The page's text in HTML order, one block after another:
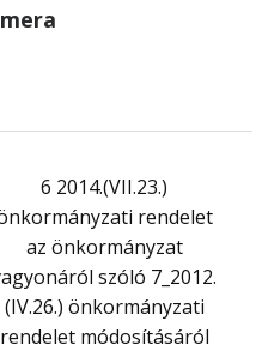
6 2014.(VII.23.)
rendelet
az önkormányzat
szóló 7_2012.
(IV.26.) önkormányzati
rendelet módosításáról